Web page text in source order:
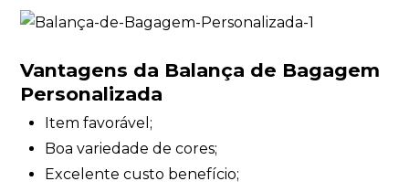
Vantagens da Balança de Bagagem
Personalizada
Item favorável;
Boa variedade de cores;
Excelente custo benefício;